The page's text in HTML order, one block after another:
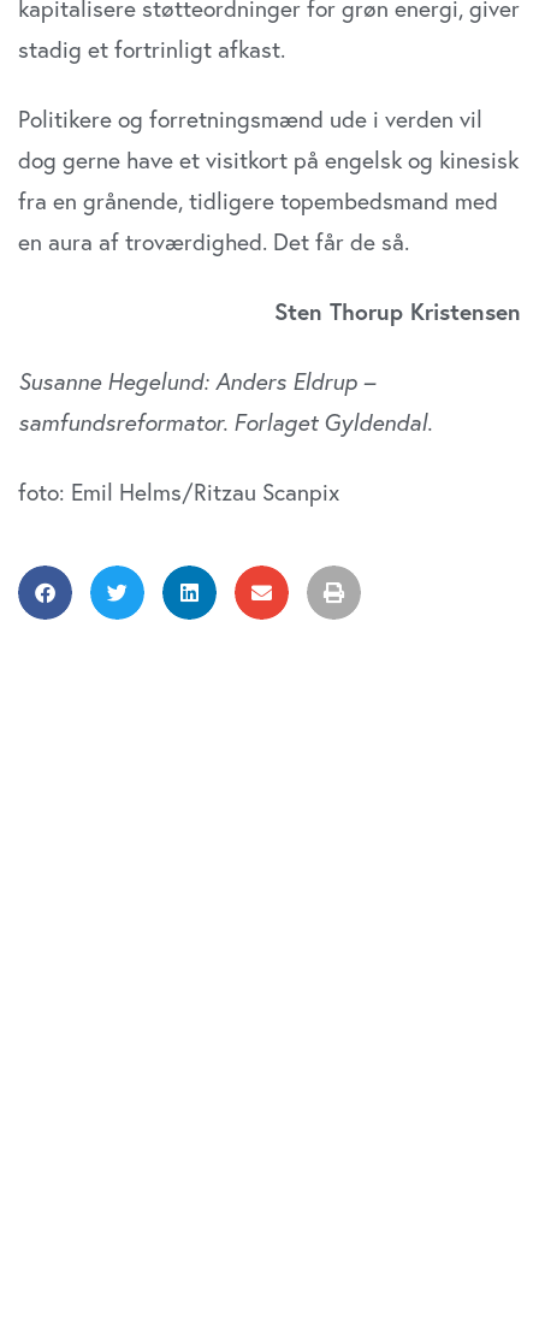
kapitalisere støtteordninger for grøn energi, giver
stadig et fortrinligt afkast.
Politikere og forretningsmænd ude i verden vil
dog gerne have et visitkort på engelsk og kinesisk
fra en grånende, tidligere topembedsmand med
en aura af troværdighed. Det får de så.
Sten Thorup Kristensen
Susanne Hegelund: Anders Eldrup –
samfundsrefor­mator. Forlaget Gyldendal.
foto: Emil Helms/Ritzau Scanpix